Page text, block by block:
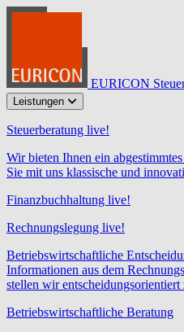
EURICON
Leistungen
Steuerberatung live!
Wir bieten Ihnen ein
Sie mit uns klassische und
Finanzbuchhaltung live!
Rechnungslegung live!
Betriebswirtschaftliche
Informationen aus dem
stellen wir
Betriebswirtschaftliche Beratung